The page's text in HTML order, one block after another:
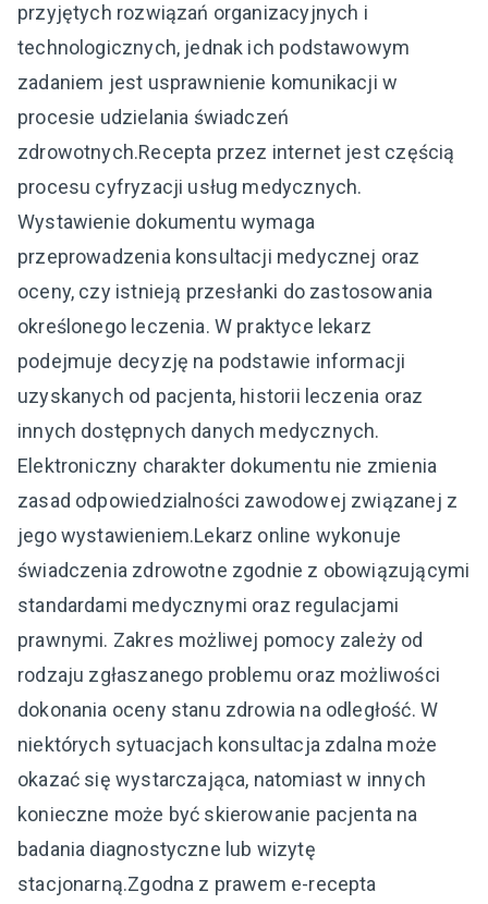
przyjętych rozwiązań organizacyjnych i
technologicznych, jednak ich podstawowym
zadaniem jest usprawnienie komunikacji w
procesie udzielania świadczeń
zdrowotnych.Recepta przez internet jest częścią
procesu cyfryzacji usług medycznych.
Wystawienie dokumentu wymaga
przeprowadzenia konsultacji medycznej oraz
oceny, czy istnieją przesłanki do zastosowania
określonego leczenia. W praktyce lekarz
podejmuje decyzję na podstawie informacji
uzyskanych od pacjenta, historii leczenia oraz
innych dostępnych danych medycznych.
Elektroniczny charakter dokumentu nie zmienia
zasad odpowiedzialności zawodowej związanej z
jego wystawieniem.Lekarz online wykonuje
świadczenia zdrowotne zgodnie z obowiązującymi
standardami medycznymi oraz regulacjami
prawnymi. Zakres możliwej pomocy zależy od
rodzaju zgłaszanego problemu oraz możliwości
dokonania oceny stanu zdrowia na odległość. W
niektórych sytuacjach konsultacja zdalna może
okazać się wystarczająca, natomiast w innych
konieczne może być skierowanie pacjenta na
badania diagnostyczne lub wizytę
stacjonarną.Zgodna z prawem e-recepta